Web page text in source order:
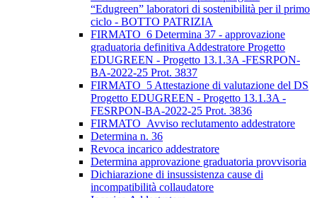
“Edugreen” laboratori di sostenibilità per il primo
ciclo - BOTTO PATRIZIA
FIRMATO_6 Determina 37 - approvazione
graduatoria definitiva Addestratore Progetto
EDUGREEN - Progetto 13.1.3A -FESRPON-
BA-2022-25 Prot. 3837
FIRMATO_5 Attestazione di valutazione del DS
Progetto EDUGREEN - Progetto 13.1.3A -
FESRPON-BA-2022-25 Prot. 3836
FIRMATO_Avviso reclutamento addestratore
Determina n. 36
Revoca incarico addestratore
Determina approvazione graduatoria provvisoria
Dichiarazione di insussistenza cause di
incompatibilità collaudatore